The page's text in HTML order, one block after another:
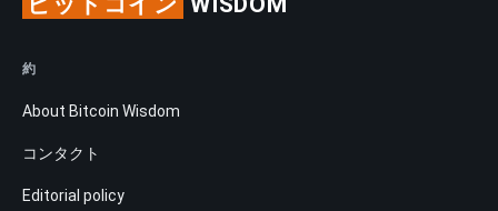
約
About Bitcoin Wisdom
コンタクト
Editorial policy